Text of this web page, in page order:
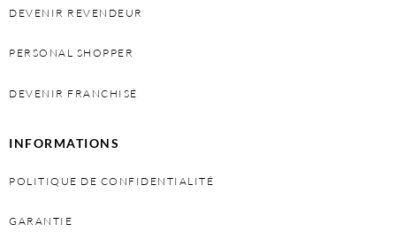
DEVENIR REVENDEUR
PERSONAL SHOPPER
DEVENIR FRANCHISÉ
INFORMATIONS
POLITIQUE DE CONFIDENTIALITÉ
GARANTIE